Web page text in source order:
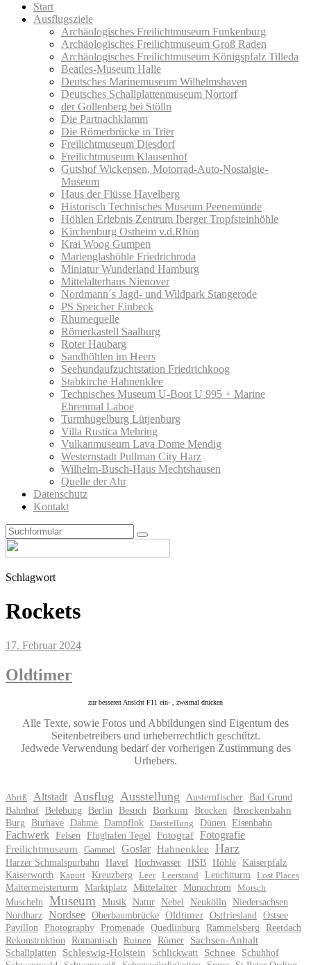
Start
Ausflugsziele
Archäologisches Freilichtmuseum Funkenburg
Archäologisches Freilichtmuseum Groß Raden
Archäologisches Freilichtmuseum Königspfalz Tilleda
Beatles-Museum Halle
Deutsches Marinemuseum Wilhelmshaven
Deutsches Schallplattenmuseum Nortorf
der Gollenberg bei Stölln
Die Partnachklamm
Die Römerbrücke in Trier
Freilichtmuseum Diesdorf
Freilichtmuseum Klausenhof
Gutshof Wickensen, Motorrad-Auto-Nostalgie-
Museum
Haus der Flüsse Havelberg
Historisch Technisches Museum Peenemünde
Höhlen Erlebnis Zentrum Iberger Tropfsteinhöhle
Kirchenburg Ostheim v.d.Rhön
Krai Woog Gumpen
Marienglashöhle Friedrichroda
Miniatur Wunderland Hamburg
Mittelalterhaus Nienover
Nordmann´s Jagd- und Wildpark Stangerode
PS Speicher Einbeck
Rhumequelle
Römerkastell Saalburg
Roter Haubarg
Sandhöhlen im Heers
Seehundaufzuchtstation Friedrichkoog
Stabkirche Hahnenklee
Technisches Museum U-Boot U 995 + Marine
Ehrenmal Laboe
Turmhügelburg Lütjenburg
Villa Rustica Mehring
Vulkanmuseum Lava Dome Mendig
Westernstadt Pullman City Harz
Wilhelm-Busch-Haus Mechtshausen
Quelle der Ahr
Datenschutz
Kontakt
Search
Schlagwort
Rockets
17. Februar 2024
Oldtimer
zur besseren Ansicht F11 ein- , zweimal drücken
Alle Texte, sowie Fotos und Abbildungen sind Eigentum des
Seitenbetreibers und urheberrechtlich geschützt.
Jedwede Verwendung bedarf der vorherigen Zustimmung des
Urhebers.
Abriß Altstadt Ausflug Ausstellung Austernfischer Bad Grund
Bahnhof Belebung Berlin Besuch Borkum Brocken
Brockenbahn
Burg
Burhave Dahme Dampflok Darstellung Dünen Eisenbahn
Fachwerk Felsen Flughafen Tegel Fotograf Fotografie
Freilichtmuseum Gammel Goslar Hahnenklee Harz
Harzer Schmalspurbahn Havel Hochwasser HSB Höhle Kaiserpfalz
Kaiserworth
Kaputt Kreuzberg Leer Leerstand Leuchtturm Lost Places
Maltermeisterturm Marktplatz Mittelalter Monochrom Morsch
Muscheln Museum Musik Natur Nebel Neukölln
Niedersachsen
Nordharz Nordsee Oberbaumbrücke Oldtimer Ostfriesland
Ostsee
Pavillon
Photography Promenade Quedlinburg Rammelsberg
Reetdach
Rekonstruktion
Romantisch Ruinen Römer
Sachsen-Anhalt
Schallplatten
Schleswig-Holstein Schlickwatt Schnee
Schuhhof